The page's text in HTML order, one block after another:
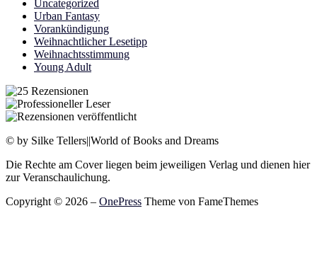
Uncategorized
Urban Fantasy
Vorankündigung
Weihnachtlicher Lesetipp
Weihnachtsstimmung
Young Adult
© by Silke Tellers||World of Books and Dreams
Die Rechte am Cover liegen beim jeweiligen Verlag und dienen hier
zur Veranschaulichung.
Copyright © 2026 – OnePress Theme von FameThemes